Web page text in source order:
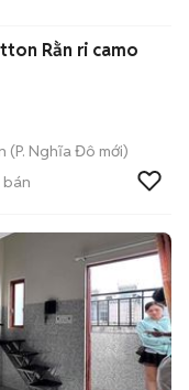
Rằn ri camo
(P. Nghĩa Đô mới)
bán